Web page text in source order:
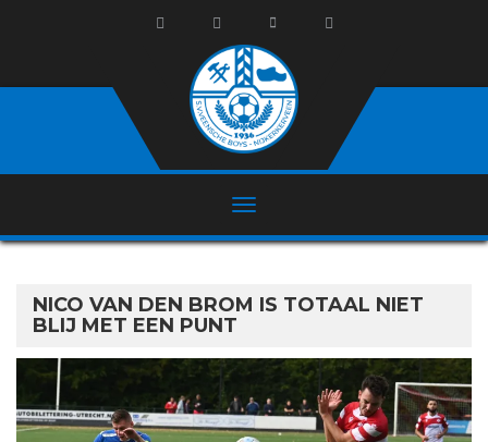
NICO VAN DEN BROM IS TOTAAL NIET
BLIJ MET EEN PUNT